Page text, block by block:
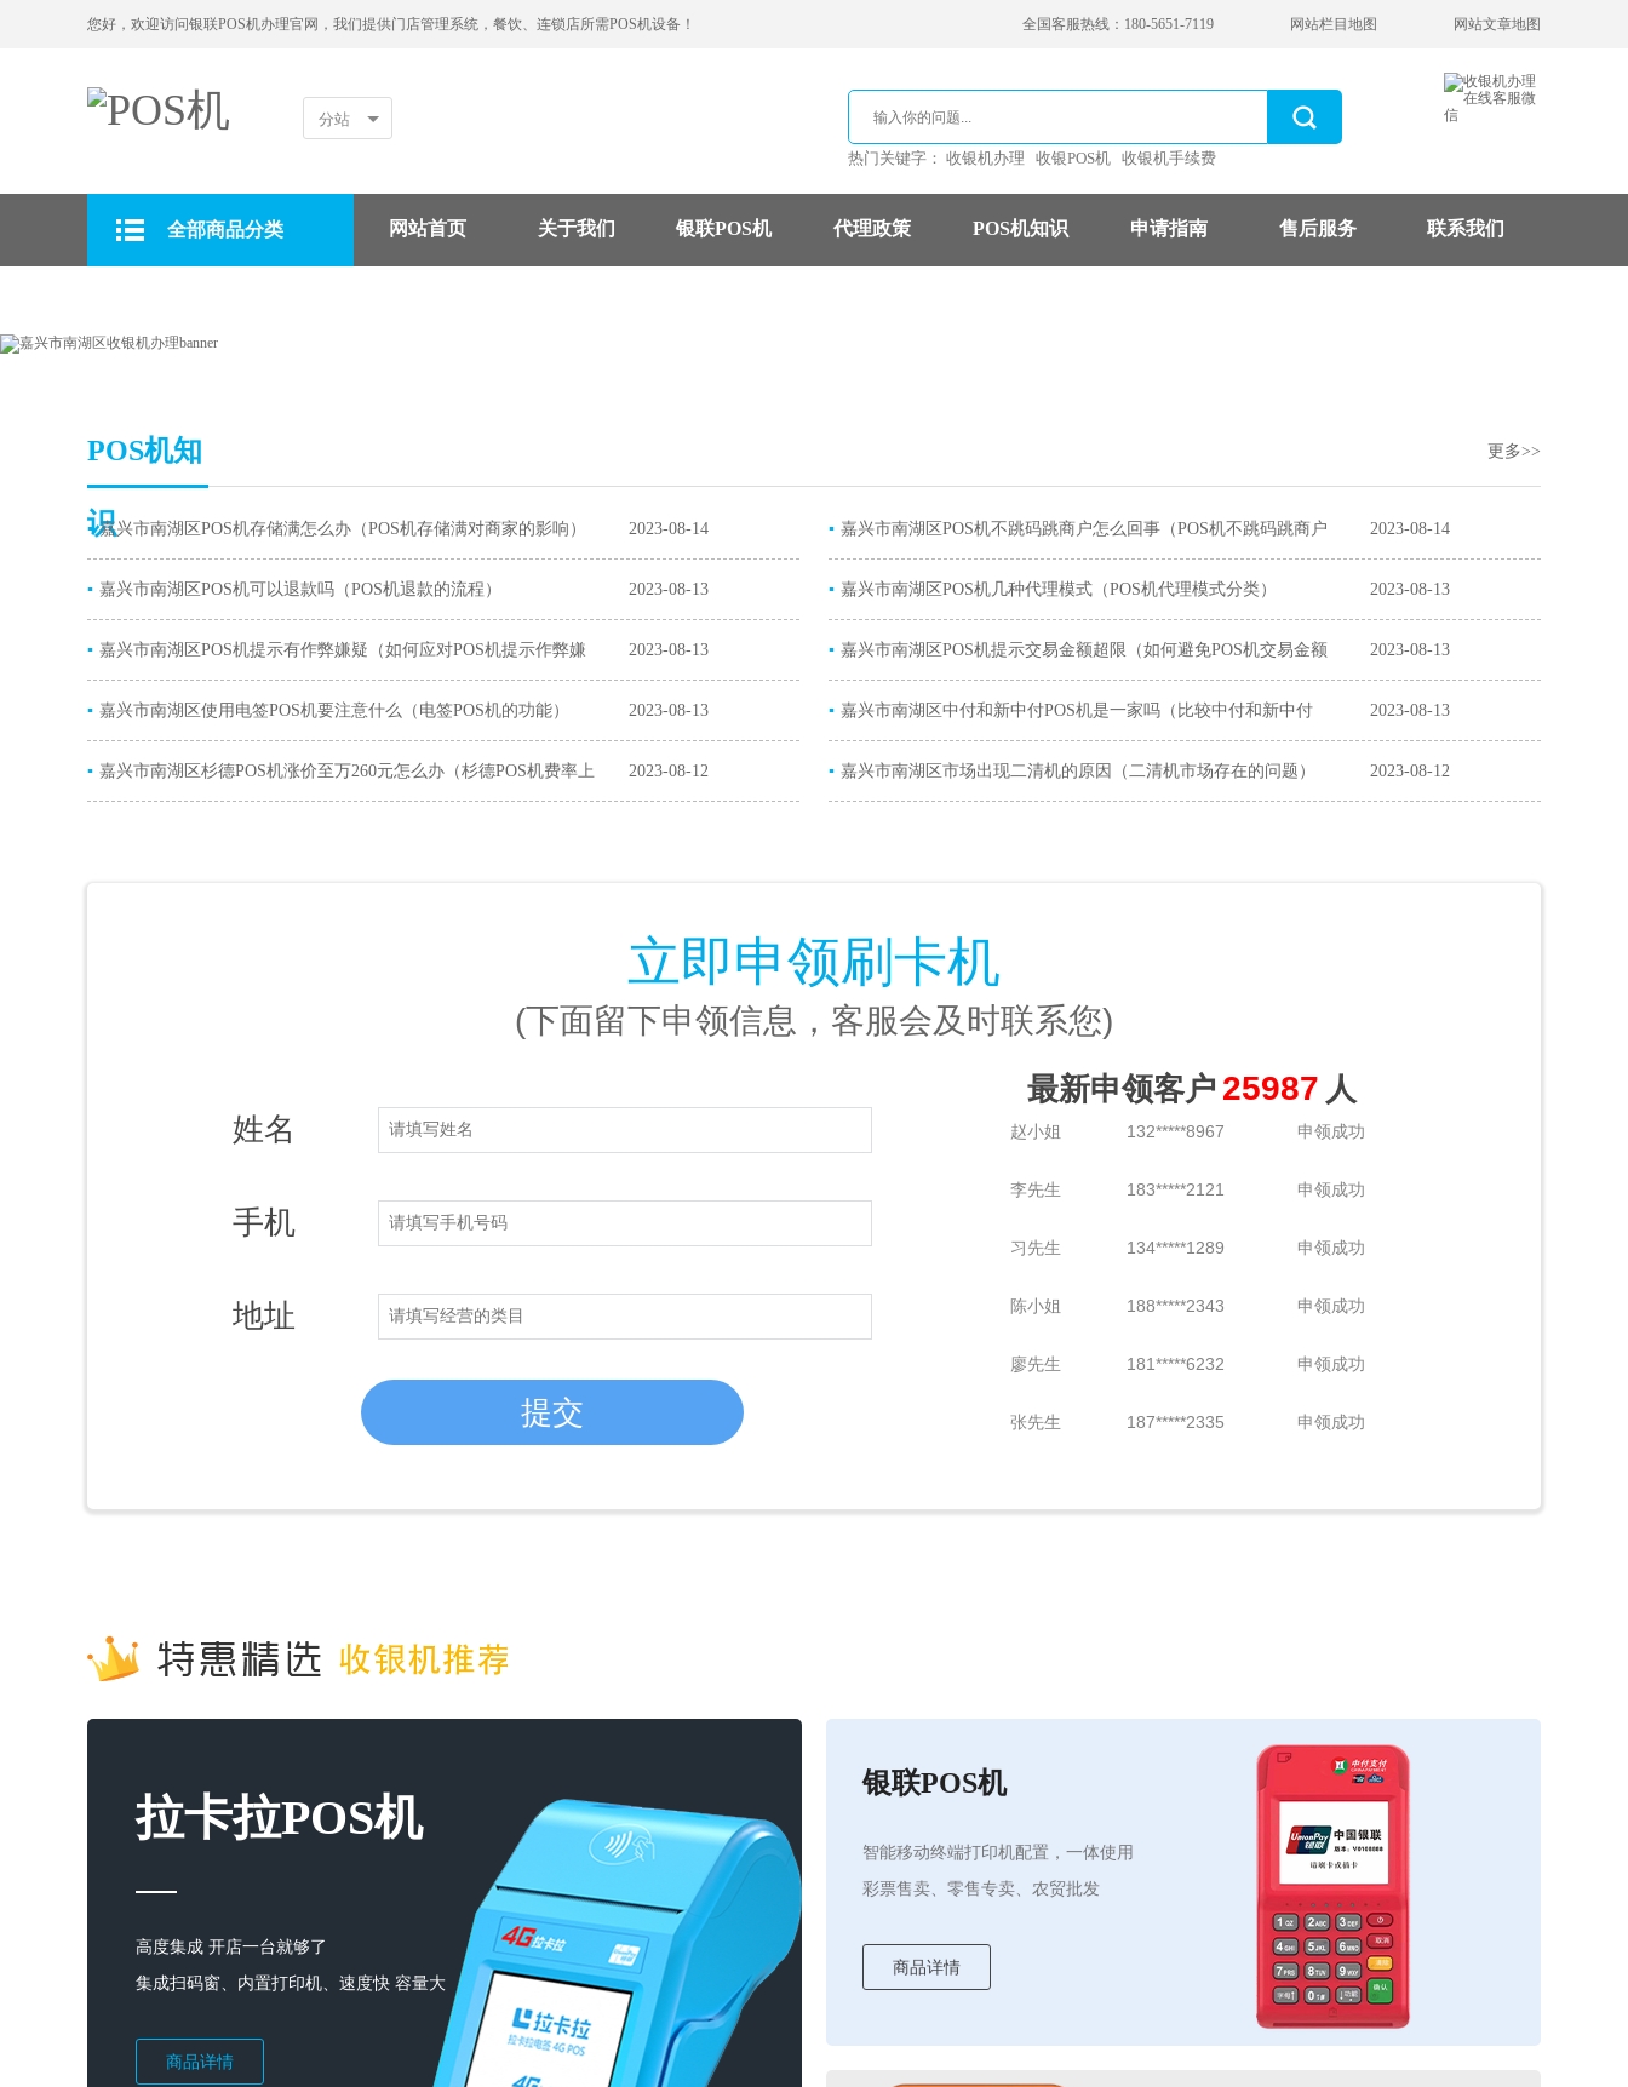
您好，欢迎访问银联POS机办理官网，我们提供门店管理系统，餐饮、连锁店所需POS机设备！ 全国客服热线：180-5651-7119 网站栏目地图 网站文章地图
分站
热门关键字： 收银机办理 收银POS机 收银机手续费
全部商品分类 网站首页 关于我们 银联POS机 代理政策 POS机知识 申请指南 售后服务 联系我们
POS机知
识
更多>>
▪ 嘉兴市南湖区POS机存储满怎么办（POS机存储满对商家的影响） 2023-08-14 ▪ 嘉兴市南湖区POS机不跳码跳商户怎么回事（POS机不跳码跳商户
解决办法）
2023-08-14
▪ 嘉兴市南湖区POS机可以退款吗（POS机退款的流程） 2023-08-13 ▪ 嘉兴市南湖区POS机几种代理模式（POS机代理模式分类） 2023-08-13
▪ 嘉兴市南湖区POS机提示有作弊嫌疑（如何应对POS机提示作弊嫌
疑）
2023-08-13 ▪ 嘉兴市南湖区POS机提示交易金额超限（如何避免POS机交易金额
超限）
2023-08-13
▪ 嘉兴市南湖区使用电签POS机要注意什么（电签POS机的功能） 2023-08-13 ▪ 嘉兴市南湖区中付和新中付POS机是一家吗（比较中付和新中付
POS机）
2023-08-13
▪ 嘉兴市南湖区杉德POS机涨价至万260元怎么办（杉德POS机费率上 2023-08-12 ▪ 嘉兴市南湖区市场出现二清机的原因（二清机市场存在的问题） 2023-08-12
拉卡拉POS机
高度集成 开店一台就够了
集成扫码窗、内置打印机、速度快 容量大
商品详情
银联POS机
智能移动终端打印机配置，一体使用
彩票售卖、零售专卖、农贸批发
商品详情